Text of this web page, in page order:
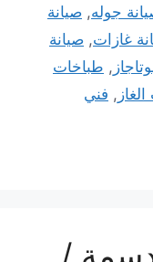
جوله, صيانة
غازات, صيانة
, طباخات
, فني